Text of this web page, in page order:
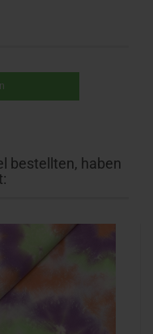
bestellten, haben